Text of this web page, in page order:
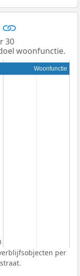
30
woonfunctie.
Woonfunctie
per